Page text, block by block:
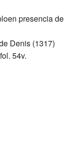
presencia de
Denis (1317)
54v.